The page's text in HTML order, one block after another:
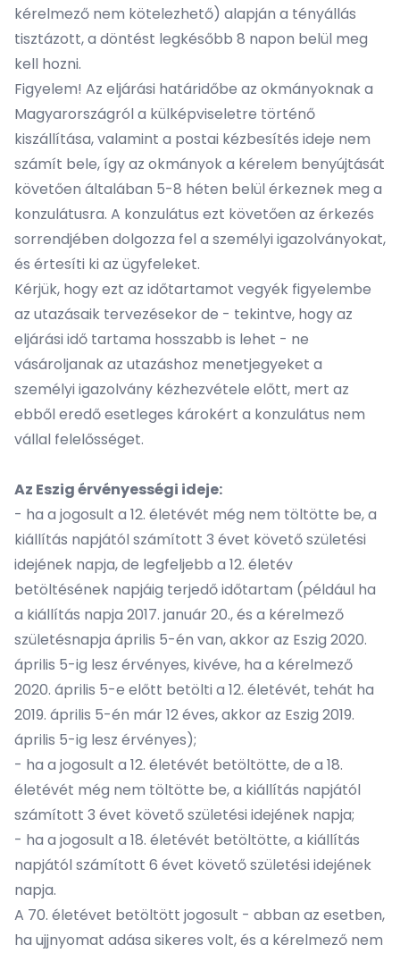
kérelmező nem kötelezhető) alapján a tényállás
tisztázott, a döntést legkésőbb 8 napon belül meg
kell hozni.
Figyelem! Az eljárási határidőbe az okmányoknak a
Magyarországról a külképviseletre történő
kiszállítása, valamint a postai kézbesítés ideje nem
számít bele, így az okmányok a kérelem benyújtását
követően általában 5-8 héten belül érkeznek meg a
konzulátusra. A konzulátus ezt követően az érkezés
sorrendjében dolgozza fel a személyi igazolványokat,
és értesíti ki az ügyfeleket.
Kérjük, hogy ezt az időtartamot vegyék figyelembe
az utazásaik tervezésekor de - tekintve, hogy az
eljárási idő tartama hosszabb is lehet - ne
vásároljanak az utazáshoz menetjegyeket a
személyi igazolvány kézhezvétele előtt, mert az
ebből eredő esetleges károkért a konzulátus nem
vállal felelősséget.
Az Eszig érvényességi ideje:
- ha a jogosult a 12. életévét még nem töltötte be, a
kiállítás napjától számított 3 évet követő születési
idejének napja, de legfeljebb a 12. életév
betöltésének napjáig terjedő időtartam (például ha
a kiállítás napja 2017. január 20., és a kérelmező
születésnapja április 5-én van, akkor az Eszig 2020.
április 5-ig lesz érvényes, kivéve, ha a kérelmező
2020. április 5-e előtt betölti a 12. életévét, tehát ha
2019. április 5-én már 12 éves, akkor az Eszig 2019.
április 5-ig lesz érvényes);
- ha a jogosult a 12. életévét betöltötte, de a 18.
életévét még nem töltötte be, a kiállítás napjától
számított 3 évet követő születési idejének napja;
- ha a jogosult a 18. életévét betöltötte, a kiállítás
napjától számított 6 évet követő születési idejének
napja.
A 70. életévet betöltött jogosult - abban az esetben,
ha ujjnyomat adása sikeres volt, és a kérelmező nem